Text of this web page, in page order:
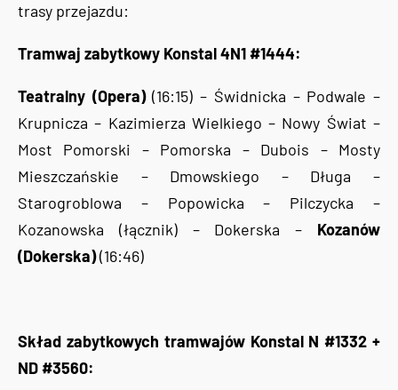
trasy przejazdu:
Tramwaj zabytkowy Konstal 4N1 #1444:
Teatralny (Opera)(16:15) – Świdnicka – Podwale –
Krupnicza – Kazimierza Wielkiego – Nowy Świat –
Most Pomorski – Pomorska – Dubois – Mosty
Mieszczańskie – Dmowskiego – Długa –
Starogroblowa – Popowicka – Pilczycka –
Kozanowska (łącznik) – Dokerska – Kozanów
(Dokerska)(16:46)
Skład zabytkowych tramwajów Konstal N #1332 +
ND #3560: